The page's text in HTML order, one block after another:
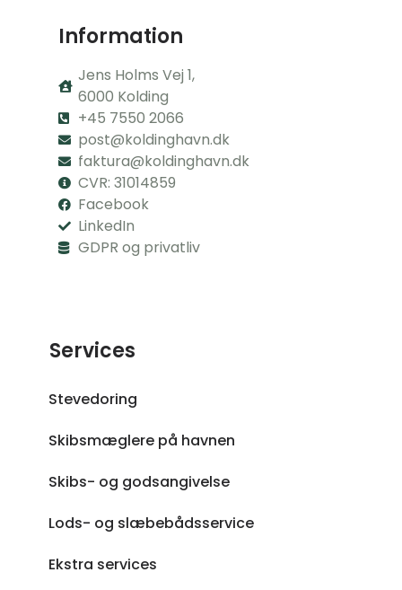
Information
Jens Holms Vej 1,
6000 Kolding
+45 7550 2066
post@koldinghavn.dk
faktura@koldinghavn.dk
CVR: 31014859
Facebook
LinkedIn
GDPR og privatliv
Services
Stevedoring
Skibsmæglere på havnen
Skibs- og godsangivelse
Lods- og slæbebådsservice
Ekstra services